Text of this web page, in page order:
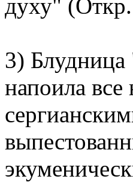
духу"
3) Блудница
напоила